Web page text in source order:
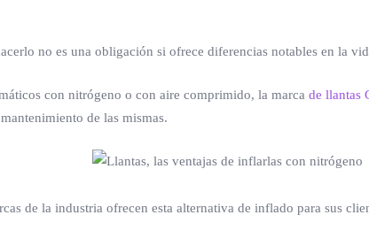
no es una obligación si ofrece diferencias notables en la
con nitrógeno o con aire comprimido, la marca de llantas
de las mismas.
de la industria ofrecen esta alternativa de inflado para sus